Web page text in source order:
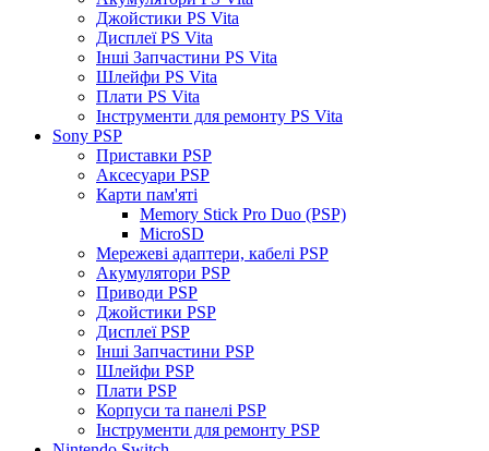
Джойстики PS Vita
Дисплеї PS Vita
Інші Запчастини PS Vita
Шлейфи PS Vita
Плати PS Vita
Інструменти для ремонту PS Vita
Sony PSP
Приставки PSP
Аксесуари PSP
Карти пам'яті
Memory Stick Pro Duo (PSP)
MicroSD
Мережеві адаптери, кабелі PSP
Акумулятори PSP
Приводи PSP
Джойстики PSP
Дисплеї PSP
Інші Запчастини PSP
Шлейфи PSP
Плати PSP
Корпуси та панелі PSP
Інструменти для ремонту PSP